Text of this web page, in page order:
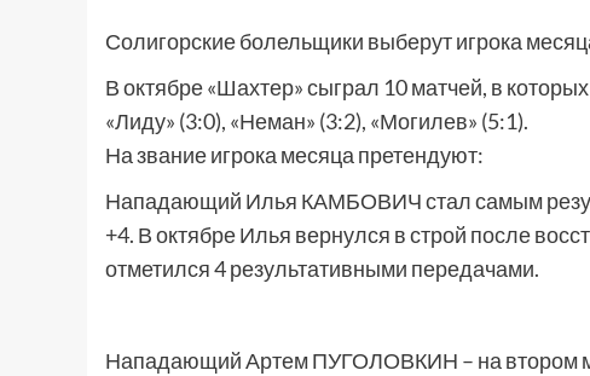
Солигорские болельщики выберут игрока
В октябре «Шахтер» сыграл 10 матчей, в
«Лиду» (3:0), «Неман» (3:2), «Могилев» (5:1).
На звание игрока месяца претендуют:
Нападающий Илья КАМБОВИЧ стал самым
+4. В октябре Илья вернулся в строй после
отметился 4 результативными передачами.
Нападающий Артем ПУГОЛОВКИН – на втором